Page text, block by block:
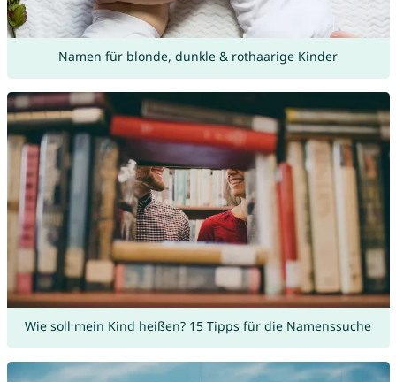
Namen für blonde, dunkle & rothaarige Kinder
Wie soll mein Kind heißen? 15 Tipps für die Namenssuche